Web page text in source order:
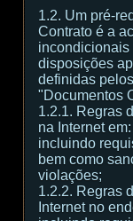
1.2. Um pré-
Contrato é a
incondicionais
disposições
definidas
"Documentos
1.2.1. Regras
na Internet em:
incluindo
bem como
violações;
1.2.2. Regras
Internet no